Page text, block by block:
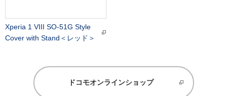
Xperia 1 VIII SO-51G Style
Cover with Stand＜レッド＞
ドコモオンラインショップ